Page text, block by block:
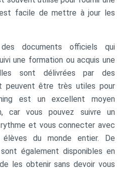
facile de mettre à jour les
documents officiels qui
une formation ou acquis une
sont délivrées par des
peuvent être très utiles pour
est un excellent moyen
car vous pouvez suivre un
et vous connecter avec
du monde entier. De
également disponibles en
les obtenir sans devoir vous